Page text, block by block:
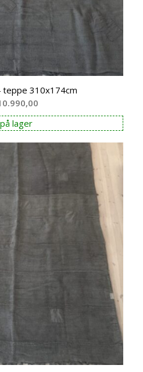
teppe 310x174cm
lager